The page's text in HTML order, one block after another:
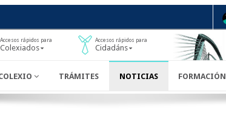
Accesos rápidos para
Colexiados
Accesos rápidos para
Cidadáns
TRÁMITES NOTICIAS FORMACIÓN